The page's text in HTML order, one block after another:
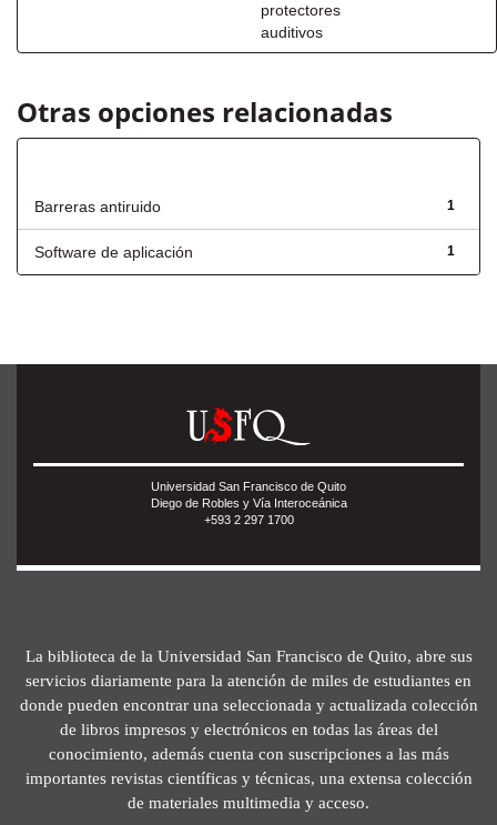
protectores
auditivos
Otras opciones relacionadas
1
Barreras antiruido
1
Software de aplicación
Universidad San Francisco de Quito
Diego de Robles y Vía Interoceánica
+593 2 297 1700
La biblioteca de la Universidad San Francisco de Quito, abre sus
servicios diariamente para la atención de miles de estudiantes en
donde pueden encontrar una seleccionada y actualizada colección
de libros impresos y electrónicos en todas las áreas del
conocimiento, además cuenta con suscripciones a las más
importantes revistas científicas y técnicas, una extensa colección
de materiales multimedia y acceso.